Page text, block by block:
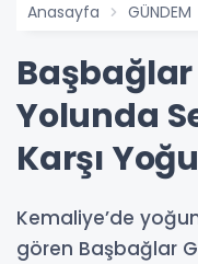
Anasayfa GÜNDEM
Yolunda
Karşı
Kemaliye’de
gören Başbağlar